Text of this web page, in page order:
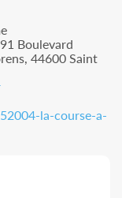
Boulevard
44600 Saint
la-course-a-